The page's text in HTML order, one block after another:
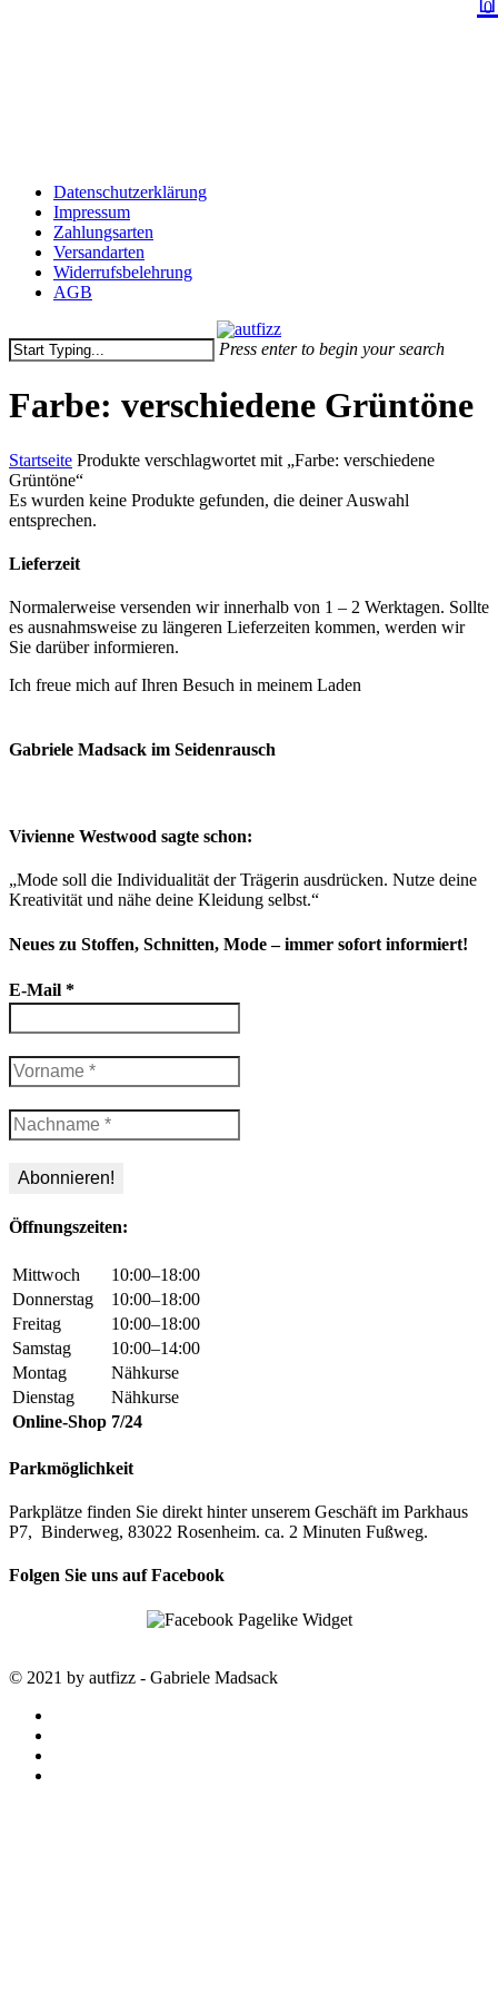
Datenschutzerklärung
Impressum
Zahlungsarten
Versandarten
Widerrufsbelehrung
AGB
0
Press enter to begin your search
Search
Farbe: verschiedene Grüntöne
Startseite Produkte verschlagwortet mit „Farbe: verschiedene
Grüntöne“
Es wurden keine Produkte gefunden, die deiner Auswahl
entsprechen.
Lieferzeit
Normalerweise versenden wir innerhalb von 1 – 2 Werktagen. Sollte
es ausnahmsweise zu längeren Lieferzeiten kommen, werden wir
Sie darüber informieren.
Ich freue mich auf Ihren Besuch in meinem Laden
Gabriele Madsack im Seidenrausch
Vivienne Westwood sagte schon:
„Mode soll die Individualität der Trägerin ausdrücken. Nutze deine
Kreativität und nähe deine Kleidung selbst.“
Neues zu Stoffen, Schnitten, Mode – immer sofort informiert!
E-Mail *
Öffnungszeiten:
Mittwoch
10:00–18:00
Donnerstag
10:00–18:00
Freitag
10:00–18:00
Samstag
10:00–14:00
Montag
Nähkurse
Dienstag
Nähkurse
Online-Shop 7/24
Parkmöglichkeit
Parkplätze finden Sie direkt hinter unserem Geschäft im Parkhaus
P7, Binderweg, 83022 Rosenheim. ca. 2 Minuten Fußweg.
Folgen Sie uns auf Facebook
© 2021 by autfizz - Gabriele Madsack